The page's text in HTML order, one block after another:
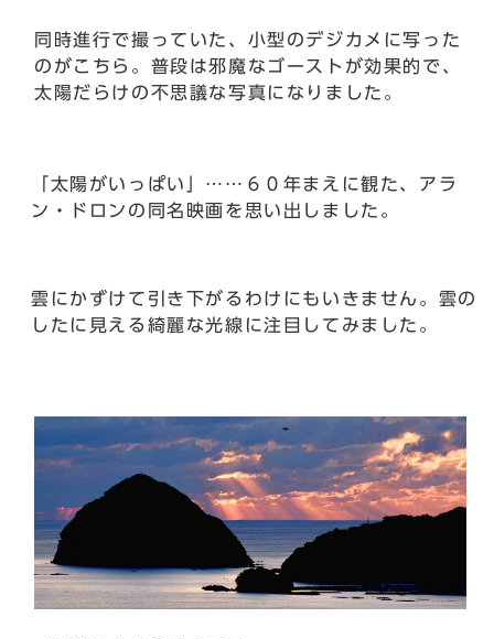
同時進行で撮っていた、小型のデジカメに写った
のがこちら。普段は邪魔なゴーストが効果的で、
太陽だらけの不思議な写真になりました。
「太陽がいっぱい」……６０年まえに観た、アラ
ン・ドロンの同名映画を思い出しました。
雲にかずけて引き下がるわけにもいきません。雲の
したに見える綺麗な光線に注目してみました。